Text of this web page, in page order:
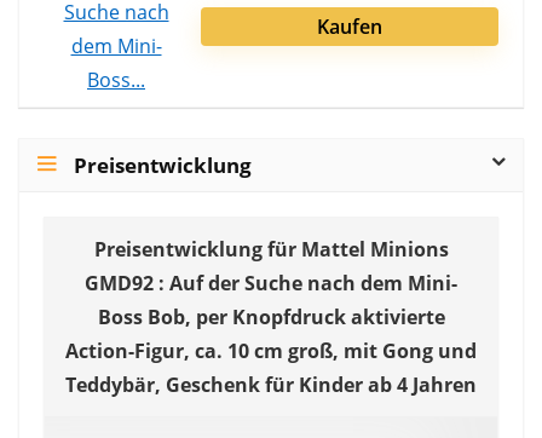
Kaufen
Preisentwicklung
Preisentwicklung für Mattel Minions
GMD92 : Auf der Suche nach dem Mini-
Boss Bob, per Knopfdruck aktivierte
Action-Figur, ca. 10 cm groß, mit Gong und
Teddybär, Geschenk für Kinder ab 4 Jahren